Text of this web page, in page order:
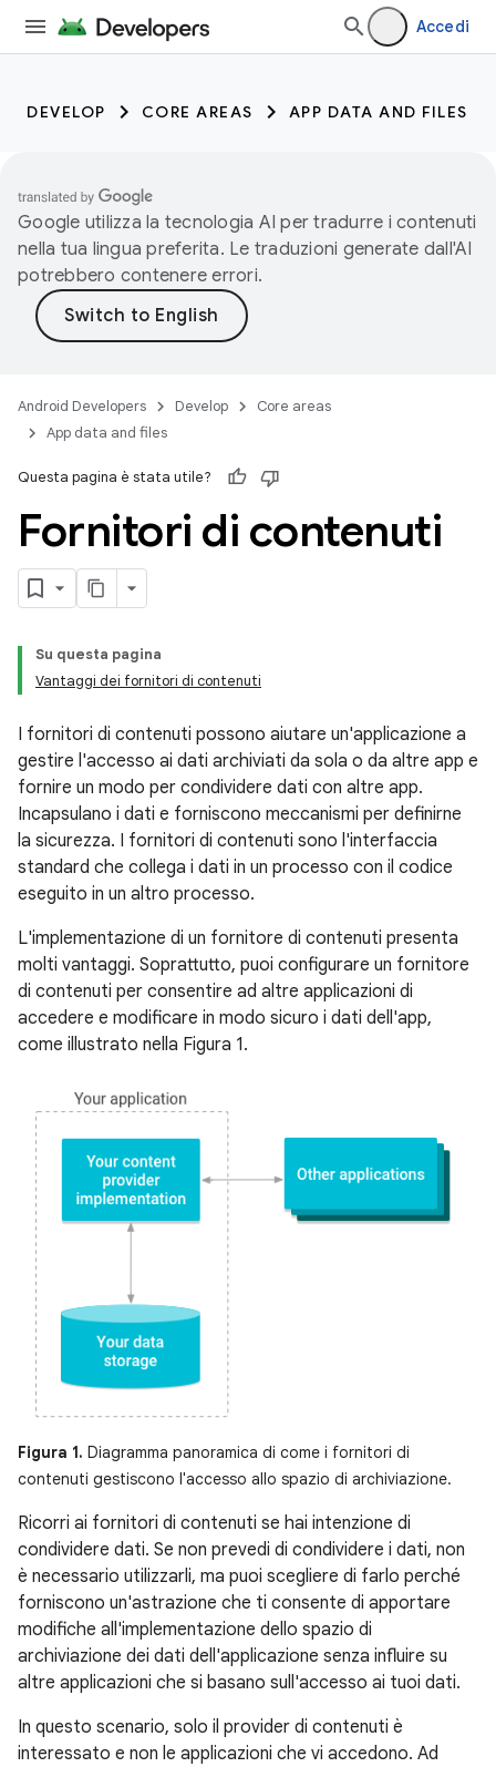
Accedi
DEVELOP CORE AREAS APP DATA AND FILES
Google utilizza la tecnologia AI per tradurre i contenuti
nella tua lingua preferita. Le traduzioni generate dall'AI
potrebbero contenere errori.
Android Developers Develop
Core areas
App data and files
Questa pagina è stata utile?
Fornitori di contenuti
Su questa pagina
Vantaggi dei fornitori di contenuti
I fornitori di contenuti possono aiutare un'applicazione a
gestire l'accesso ai dati archiviati da sola o da altre app e
fornire un modo per condividere dati con altre app.
Incapsulano i dati e forniscono meccanismi per definirne
la sicurezza. I fornitori di contenuti sono l'interfaccia
standard che collega i dati in un processo con il codice
eseguito in un altro processo.
L'implementazione di un fornitore di contenuti presenta
molti vantaggi. Soprattutto, puoi configurare un fornitore
di contenuti per consentire ad altre applicazioni di
accedere e modificare in modo sicuro i dati dell'app,
come illustrato nella Figura 1.
Figura 1. Diagramma panoramica di come i fornitori di
contenuti gestiscono l'accesso allo spazio di archiviazione.
Ricorri ai fornitori di contenuti se hai intenzione di
condividere dati. Se non prevedi di condividere i dati, non
è necessario utilizzarli, ma puoi scegliere di farlo perché
forniscono un'astrazione che ti consente di apportare
modifiche all'implementazione dello spazio di
archiviazione dei dati dell'applicazione senza influire su
altre applicazioni che si basano sull'accesso ai tuoi dati.
In questo scenario, solo il provider di contenuti è
interessato e non le applicazioni che vi accedono. Ad